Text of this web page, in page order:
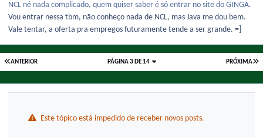
NCL né nada complicado, quem quiser saber é só entrar no site do GINGA.
Vou entrar nessa tbm, não conheço nada de NCL, mas Java me dou bem.
Vale tentar, a oferta pra empregos futuramente tende a ser grande. =]
ANTERIOR PRÓXIMA
PÁGINA 3 DE 14
Este tópico está impedido de receber novos posts.